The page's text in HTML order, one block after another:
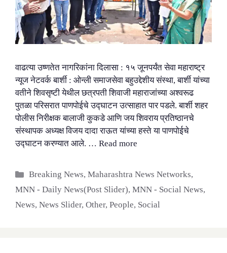
वाढत्या उष्णतेत नागरिकांना दिलासा : १५ जूनपर्यंत सेवा महाराष्ट्र
न्यूज नेटवर्क बार्शी : ओन्ली समाजसेवा बहुउद्देशीय संस्था, बार्शी यांच्या
वतीने शिवसृष्टी येथील छत्रपती शिवाजी महाराजांच्या अश्वरूढ
पुतळा परिसरात पाणपोईचे उद्घाटन उत्साहात पार पडले. बार्शी शहर
पोलीस निरीक्षक बालाजी कुकडे आणि जय शिवराय प्रतिष्ठानचे
संस्थापक अध्यक्ष विजय दादा राऊत यांच्या हस्ते या पाणपोईचे
उद्घाटन करण्यात आले. … Read more
Categories
Breaking News,Maharashtra News Networks,
MNN - Daily News(Post Slider), MNN - Social News,
News, News Slider, Other, People, Social